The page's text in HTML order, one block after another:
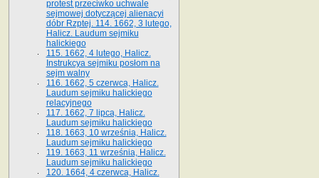
protest przeciwko uchwale
sejmowej dotyczącej alienacyi
dóbr Rzptej. 114. 1662, 3 lutego,
Halicz. Laudum sejmiku
halickiego
115. 1662, 4 lutego, Halicz.
Instrukcya sejmiku posłom na
sejm walny
116. 1662, 5 czerwca, Halicz.
Laudum sejmiku halickiego
relacyjnego
117. 1662, 7 lipca, Halicz.
Laudum sejmiku halickiego
118. 1663, 10 września, Halicz.
Laudum sejmiku halickiego
119. 1663, 11 września, Halicz.
Laudum sejmiku halickiego
120. 1664, 4 czerwca, Halicz.